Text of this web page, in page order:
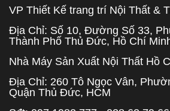
VP Thiết Kế trang trí Nội Thất &
Địa Chỉ: Số 10, Đường Số 33,
Thành Phố Thủ Đức, Hồ Chí
Nhà Máy Sản Xuất Nội Thất Hồ
Địa Chỉ: 260 Tô Ngọc Vân,
Quận Thủ Đức, HCM